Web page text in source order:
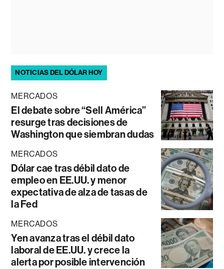
NOTICIAS DEL DÓLAR HOY
MERCADOS
El debate sobre “Sell América”
resurge tras decisiones de
Washington que siembran dudas
MERCADOS
Dólar cae tras débil dato de
empleo en EE.UU. y menor
expectativa de alza de tasas de
la Fed
MERCADOS
Yen avanza tras el débil dato
laboral de EE.UU. y crece la
alerta por posible intervención